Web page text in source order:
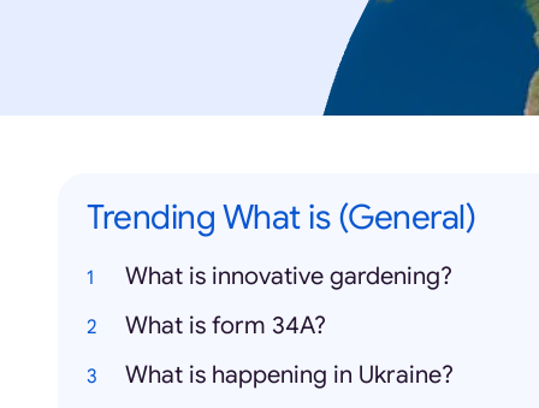
Trending What is (General)
What is innovative gardening?
What is form 34A?
What is happening in Ukraine?